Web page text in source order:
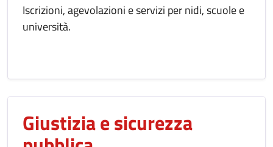
Iscrizioni, agevolazioni e servizi per nidi, scuole e
università.
Giustizia e sicurezza